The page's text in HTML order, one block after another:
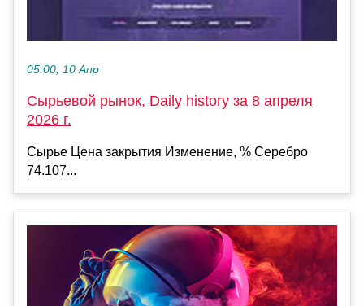
05:00, 10 Апр
Сырьевой рынок, Daily history за 8 апреля
2026 г.
Сырье Цена закрытия Изменение, % Серебро
74.107...